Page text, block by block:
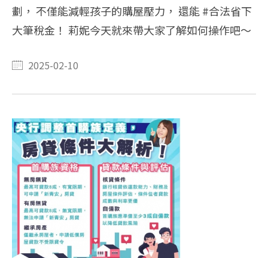
劃， 不僅能減輕孩子的購屋壓力， 還能 #合法省下
大筆稅金！ 莉妮今天就來帶大家了解如何操作吧～
2025-02-10